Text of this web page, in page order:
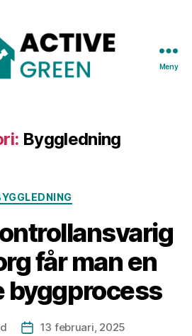
Meny
Byggledning
Kategorier
får man en
byggprocess
Inläggsdatum
13 februari, 2025